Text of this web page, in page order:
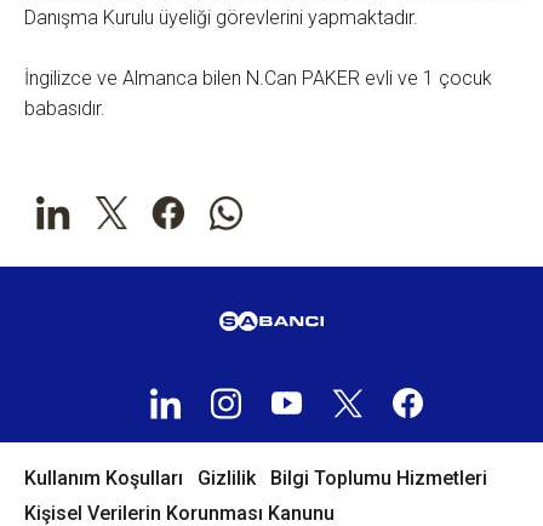
Danışma Kurulu üyeliği görevlerini yapmaktadır.
İngilizce ve Almanca bilen N.Can PAKER evli ve 1 çocuk
babasıdır.
Kullanım Koşulları Gizlilik
Bilgi Toplumu Hizmetleri
Kişisel Verilerin Korunması Kanunu